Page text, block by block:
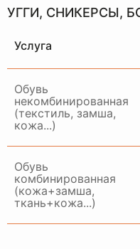
УГГИ, СНИКЕРСЫ,
Услуга
Обувь
некомбинированная
(текстиль, замша,
кожа...)
Обувь
комбинированная
(кожа+замша,
ткань+кожа...)